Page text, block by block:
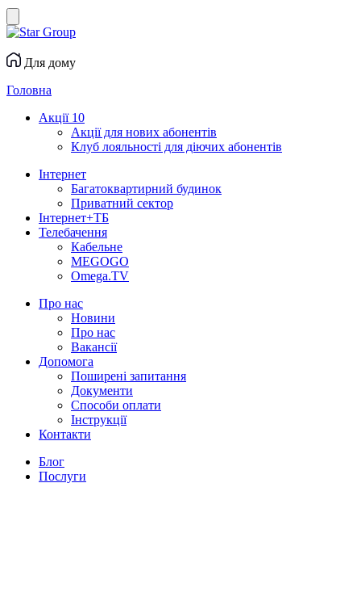
Для дому
Головна
Акції 10
Акції для нових абонентів
Клуб лояльності для діючих абонентів
Інтернет
Багатоквартирний будинок
Приватний сектор
Інтернет+ТБ
Телебачення
Кабельне
MEGOGO
Omega.TV
Про нас
Новини
Про нас
Вакансії
Допомога
Поширені запитання
Документи
Способи оплати
Інструкції
Контакти
Блог
Послуги